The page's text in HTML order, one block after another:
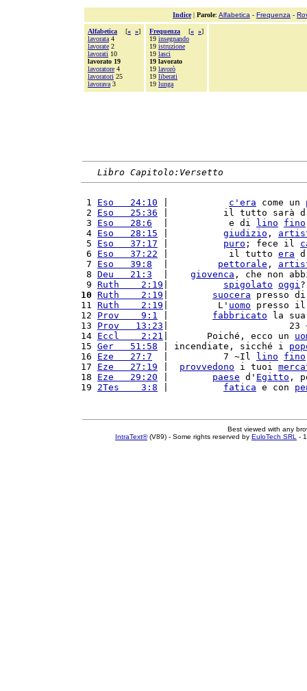
Indice| Parole: Alfabetica - Frequenza -
Alfabetica [« »]
lavorata 4
lavorate 2
lavorati 10
lavorato 19
lavoratore 4
lavoratori 25
lavorava 3
Frequenza [« »]
19 insegnando
19 istruzione
19 lasci
19 lavorato
19 lavorò
19 liberati
19 lunga
Libro Capitolo:Versetto
1 Eso   24:10 c' era come un
2 Eso   25:36 |          il tutto sarà
3 Eso   28:6
  |           e di
lino
fino
4 Eso   28:15 giudizio ,
5 Eso   37:17 puro ; fece il
6 Eso   37:22 |           il tutto era
7 Eso   39:8 pettorale ,
8 Deu   21:3 giovenca , che non
9 Ruth    2:19 spigolato oggi
10 Ruth    2:19 suocera presso
11 Ruth    2:19 |         L' uomo presso
12 Prov    9:1 fabbricato la
13 Prov   13:23 |                      23
14 Eccl    2:21 |       Poiché, ecco un
15 Ger   51:58 | incendiate, sicché i
16 Eze   27:7
  |          7 ~Il
lino fino
17 Eze   27:19 provvedono i tuoi
18 Eze   29:20 paese d' Egitto ,
19 2Tes    3:8 fatica e con
Best viewed with any
IntraText®(V89) - Some rights reserved by EuloTech SRL -